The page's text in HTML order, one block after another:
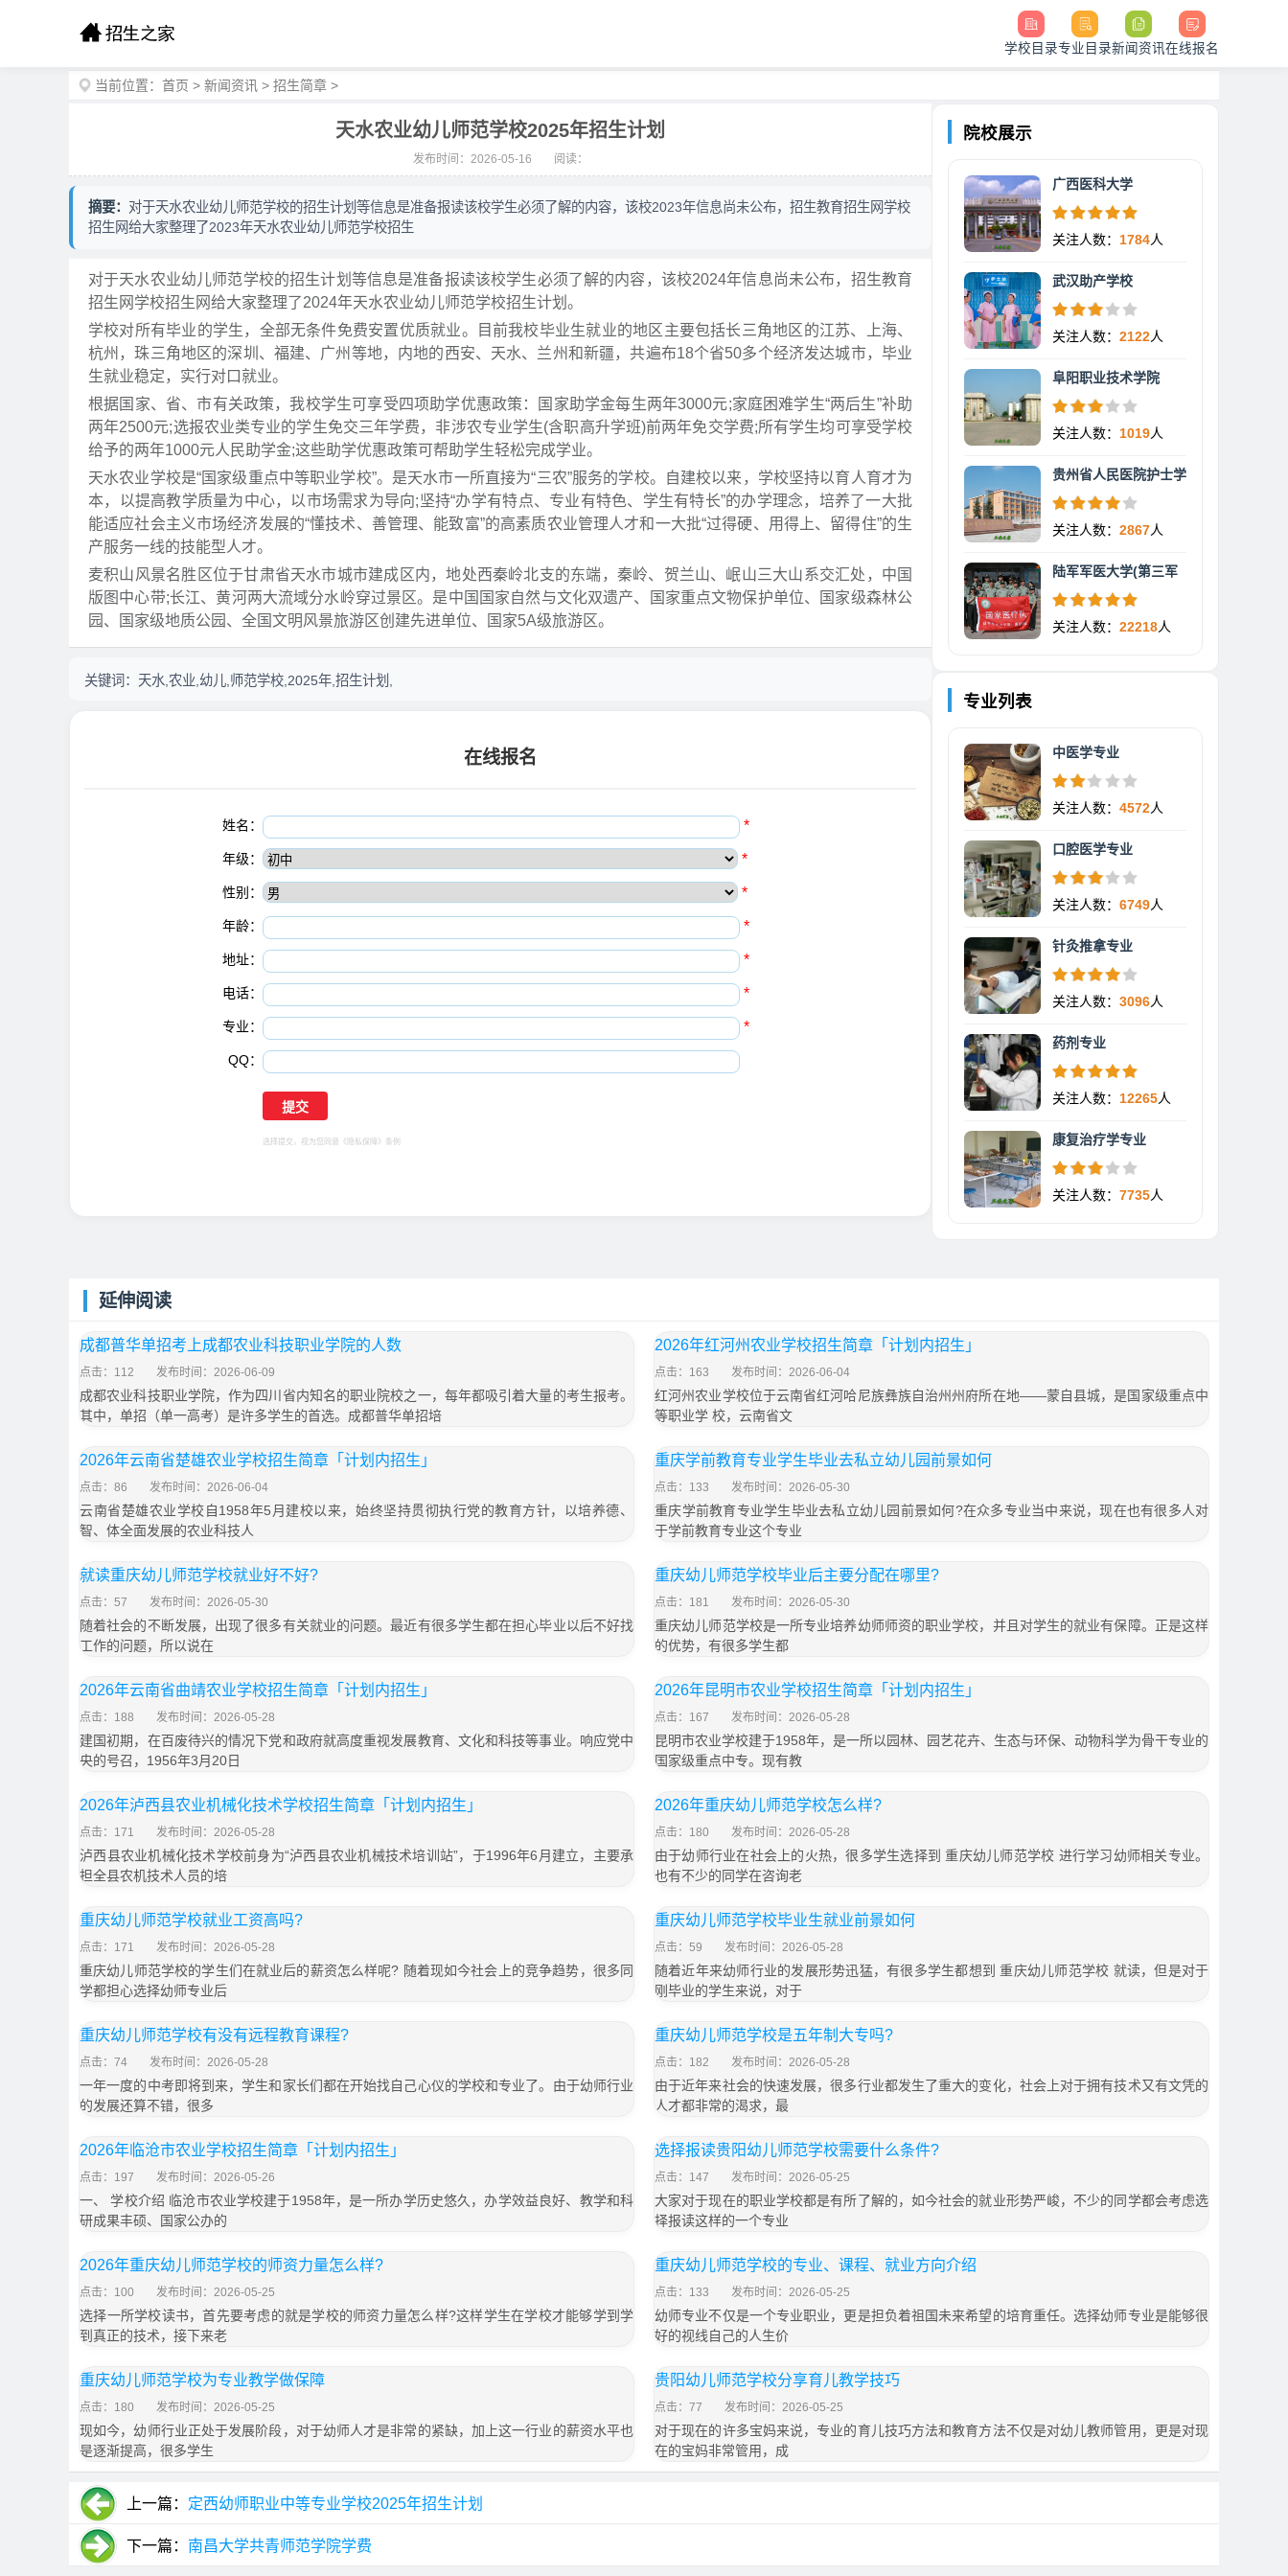
学校目录专业目录新闻资讯在线报名
当前位置： 首页 > 新闻资讯 > 招生简章 >
天水农业幼儿师范学校2025年招生计划
发布时间：2026-05-16 阅读：
摘要： 对于天水农业幼儿师范学校的招生计划等信息是准备报读该校学生必须了解的内容，该校2023年信息尚未公布，招生教育招生网学校
招生网给大家整理了2023年天水农业幼儿师范学校招生
对于天水农业幼儿师范学校的招生计划等信息是准备报读该校学生必须了解的内容，该校2024年信息尚未公布，招生教育
招生网学校招生网给大家整理了2024年天水农业幼儿师范学校招生计划。
学校对所有毕业的学生，全部无条件免费安置优质就业。目前我校毕业生就业的地区主要包括长三角地区的江苏、上海、
杭州，珠三角地区的深圳、福建、广州等地，内地的西安、天水、兰州和新疆，共遍布18个省50多个经济发达城市，毕业
生就业稳定，实行对口就业。
根据国家、省、市有关政策，我校学生可享受四项助学优惠政策：国家助学金每生两年3000元;家庭困难学生“两后生”补助
两年2500元;选报农业类专业的学生免交三年学费，非涉农专业学生(含职高升学班)前两年免交学费;所有学生均可享受学校
给予的两年1000元人民助学金;这些助学优惠政策可帮助学生轻松完成学业。
天水农业学校是“国家级重点中等职业学校”。是天水市一所直接为“三农”服务的学校。自建校以来，学校坚持以育人育才为
本，以提高教学质量为中心，以市场需求为导向;坚持“办学有特点、专业有特色、学生有特长”的办学理念，培养了一大批
能适应社会主义市场经济发展的“懂技术、善管理、能致富”的高素质农业管理人才和一大批“过得硬、用得上、留得住”的生
产服务一线的技能型人才。
麦积山风景名胜区位于甘肃省天水市城市建成区内，地处西秦岭北支的东端，秦岭、贺兰山、岷山三大山系交汇处，中国
版图中心带;长江、黄河两大流域分水岭穿过景区。是中国国家自然与文化双遗产、国家重点文物保护单位、国家级森林公
园、国家级地质公园、全国文明风景旅游区创建先进单位、国家5A级旅游区。
关键词： 天水,农业,幼儿,师范学校,2025年,招生计划,
在线报名
姓名： *
年级： *
性别： *
年龄： *
地址： *
电话： *
专业： *
QQ：
选择提交，视为您同意 《隐私保障》 条例
院校展示
广西医科大学
关注人数： 1784人
武汉助产学校
关注人数： 2122人
阜阳职业技术学院
关注人数： 1019人
贵州省人民医院护士学
关注人数： 2867人
陆军军医大学(第三军
关注人数： 22218人
专业列表
中医学专业
关注人数： 4572人
口腔医学专业
关注人数： 6749人
针灸推拿专业
关注人数： 3096人
药剂专业
关注人数： 12265人
康复治疗学专业
关注人数： 7735人
延伸阅读
成都普华单招考上成都农业科技职业学院的人数
点击：112 发布时间：2026-06-09
成都农业科技职业学院，作为四川省内知名的职业院校之一，每年都吸引着大量的考生报考。
其中，单招（单一高考）是许多学生的首选。成都普华单招培
2026年红河州农业学校招生简章「计划内招生」
点击：163 发布时间：2026-06-04
红河州农业学校位于云南省红河哈尼族彝族自治州州府所在地——蒙自县城，是国家级重点中
等职业学 校，云南省文
2026年云南省楚雄农业学校招生简章「计划内招生」
点击：86 发布时间：2026-06-04
云南省楚雄农业学校自1958年5月建校以来，始终坚持贯彻执行党的教育方针，以培养德、
智、体全面发展的农业科技人
重庆学前教育专业学生毕业去私立幼儿园前景如何
点击：133 发布时间：2026-05-30
重庆学前教育专业学生毕业去私立幼儿园前景如何?在众多专业当中来说，现在也有很多人对
于学前教育专业这个专业
就读重庆幼儿师范学校就业好不好?
点击：57 发布时间：2026-05-30
随着社会的不断发展，出现了很多有关就业的问题。最近有很多学生都在担心毕业以后不好找
工作的问题，所以说在
重庆幼儿师范学校毕业后主要分配在哪里?
点击：181 发布时间：2026-05-30
重庆幼儿师范学校是一所专业培养幼师师资的职业学校，并且对学生的就业有保障。正是这样
的优势，有很多学生都
2026年云南省曲靖农业学校招生简章「计划内招生」
点击：188 发布时间：2026-05-28
建国初期，在百废待兴的情况下党和政府就高度重视发展教育、文化和科技等事业。响应党中
央的号召，1956年3月20日
2026年昆明市农业学校招生简章「计划内招生」
点击：167 发布时间：2026-05-28
昆明市农业学校建于1958年，是一所以园林、园艺花卉、生态与环保、动物科学为骨干专业的
国家级重点中专。现有教
2026年泸西县农业机械化技术学校招生简章「计划内招生」
点击：171 发布时间：2026-05-28
泸西县农业机械化技术学校前身为“泸西县农业机械技术培训站”，于1996年6月建立，主要承
担全县农机技术人员的培
2026年重庆幼儿师范学校怎么样?
点击：180 发布时间：2026-05-28
由于幼师行业在社会上的火热，很多学生选择到 重庆幼儿师范学校 进行学习幼师相关专业。
也有不少的同学在咨询老
重庆幼儿师范学校就业工资高吗?
点击：171 发布时间：2026-05-28
重庆幼儿师范学校的学生们在就业后的薪资怎么样呢? 随着现如今社会上的竞争趋势，很多同
学都担心选择幼师专业后
重庆幼儿师范学校毕业生就业前景如何
点击：59 发布时间：2026-05-28
随着近年来幼师行业的发展形势迅猛，有很多学生都想到 重庆幼儿师范学校 就读，但是对于
刚毕业的学生来说，对于
重庆幼儿师范学校有没有远程教育课程?
点击：74 发布时间：2026-05-28
一年一度的中考即将到来，学生和家长们都在开始找自己心仪的学校和专业了。由于幼师行业
的发展还算不错，很多
重庆幼儿师范学校是五年制大专吗?
点击：182 发布时间：2026-05-28
由于近年来社会的快速发展，很多行业都发生了重大的变化，社会上对于拥有技术又有文凭的
人才都非常的渴求，最
2026年临沧市农业学校招生简章「计划内招生」
点击：197 发布时间：2026-05-26
一、 学校介绍 临沧市农业学校建于1958年，是一所办学历史悠久，办学效益良好、教学和科
研成果丰硕、国家公办的
选择报读贵阳幼儿师范学校需要什么条件?
点击：147 发布时间：2026-05-25
大家对于现在的职业学校都是有所了解的，如今社会的就业形势严峻，不少的同学都会考虑选
择报读这样的一个专业
2026年重庆幼儿师范学校的师资力量怎么样?
点击：100 发布时间：2026-05-25
选择一所学校读书，首先要考虑的就是学校的师资力量怎么样?这样学生在学校才能够学到学
到真正的技术，接下来老
重庆幼儿师范学校的专业、课程、就业方向介绍
点击：133 发布时间：2026-05-25
幼师专业不仅是一个专业职业，更是担负着祖国未来希望的培育重任。选择幼师专业是能够很
好的视线自己的人生价
重庆幼儿师范学校为专业教学做保障
点击：180 发布时间：2026-05-25
现如今，幼师行业正处于发展阶段，对于幼师人才是非常的紧缺，加上这一行业的薪资水平也
是逐渐提高，很多学生
贵阳幼儿师范学校分享育儿教学技巧
点击：77 发布时间：2026-05-25
对于现在的许多宝妈来说，专业的育儿技巧方法和教育方法不仅是对幼儿教师管用，更是对现
在的宝妈非常管用，成
上一篇： 定西幼师职业中等专业学校2025年招生计划
下一篇： 南昌大学共青师范学院学费